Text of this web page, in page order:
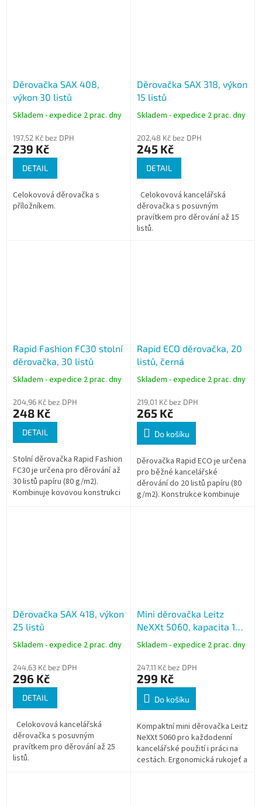
Děrovačka SAX 408,
výkon 30 listů
Skladem - expedice 2 prac. dny
197,52 Kč bez DPH
239 Kč
DETAIL
Celokovová děrovačka s
příložníkem.
Děrovačka SAX 318, výkon
15 listů
Skladem - expedice 2 prac. dny
202,48 Kč bez DPH
245 Kč
DETAIL
Celokovová kancelářská
děrovačka s posuvným
pravítkem pro děrování až 15
listů.
Rapid Fashion FC30 stolní
děrovačka, 30 listů
Skladem - expedice 2 prac. dny
204,96 Kč bez DPH
248 Kč
DETAIL
Stolní děrovačka Rapid Fashion
FC30 je určena pro děrování až
30 listů papíru (80 g/m2).
Kombinuje kovovou konstrukci
Rapid ECO děrovačka, 20
listů, černá
Skladem - expedice 2 prac. dny
219,01 Kč bez DPH
265 Kč
Do košíku
Děrovačka Rapid ECO je určena
pro běžné kancelářské
děrování do 20 listů papíru (80
g/m2). Konstrukce kombinuje
Děrovačka SAX 418, výkon
25 listů
Skladem - expedice 2 prac. dny
244,63 Kč bez DPH
296 Kč
DETAIL
Celokovová kancelářská
děrovačka s posuvným
pravítkem pro děrování až 25
listů.
Mini děrovačka Leitz
NeXXt 5060, kapacita 10
listů, černá
Skladem - expedice 2 prac. dny
247,11 Kč bez DPH
299 Kč
Do košíku
Kompaktní mini děrovačka Leitz
NeXXt 5060 pro každodenní
kancelářské použití i práci na
cestách. Ergonomická rukojeť a